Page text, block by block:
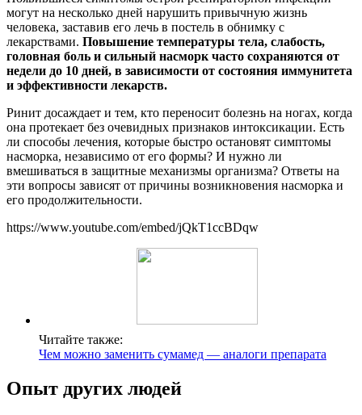
могут на несколько дней нарушить привычную жизнь
человека, заставив его лечь в постель в обнимку с
лекарствами. Повышение температуры тела, слабость,
головная боль и сильный насморк часто сохраняются от
недели до 10 дней, в зависимости от состояния иммунитета
и эффективности лекарств.
Ринит досаждает и тем, кто переносит болезнь на ногах, когда
она протекает без очевидных признаков интоксикации. Есть
ли способы лечения, которые быстро остановят симптомы
насморка, независимо от его формы? И нужно ли
вмешиваться в защитные механизмы организма? Ответы на
эти вопросы зависят от причины возникновения насморка и
его продолжительности.
https://www.youtube.com/embed/jQkT1ccBDqw
Читайте также:
Чем можно заменить сумамед — аналоги препарата
Опыт других людей